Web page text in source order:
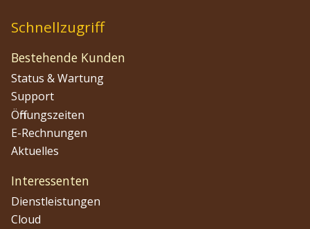
Schnellzugriff
Bestehende Kunden
Status & Wartung
Support
Öffnungszeiten
E-Rechnungen
Aktuelles
Interessenten
Dienstleistungen
Cloud